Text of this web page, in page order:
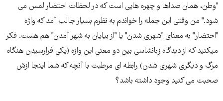
"وطن، همان صداها و چهره هایى است که در لحظات احتضار لمس مى
شود." من وقتی این جمله را خواندم به نظرم بسیار جالب آمد که واژه
"احتضار" به معنای "شهری شدن" یا "از بیایان به شهر آمدن" هم هست. فکر
میکنید که از دیدگاه زبانشاسی بین دو معنی این وازه (یکی فرارسیدن هنگاه
مرگ و دیگری شهری شدن) رابطه ای مرطبت با آنچه که شما اینجا ازش
صحبت می کنید وجود داشته باشد؟